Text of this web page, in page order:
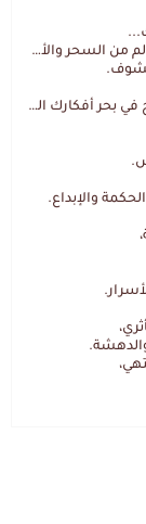
السحر والألغاز،
أفكارك العميق.
والإبداع.